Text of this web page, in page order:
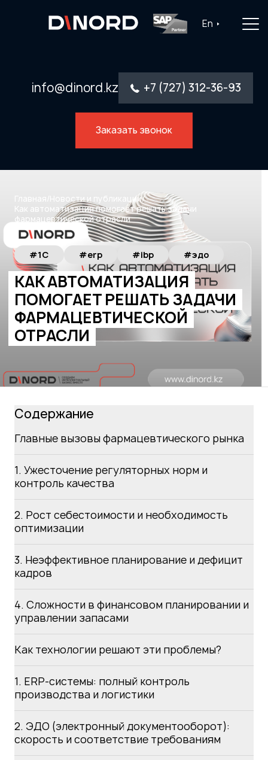
En
info@dinord.kz +7 (727) 312-36-93
Заказать звонок
Новости и публикации/
Как автоматизация помогает решать задачи
фармацевтической отрасли
#1С #erp #ibp #эдо
КАК АВТОМАТИЗАЦИЯ
ПОМОГАЕТ РЕШАТЬ ЗАДАЧИ
ФАРМАЦЕВТИЧЕСКОЙ
ОТРАСЛИ
Содержание
Главные вызовы фармацевтического рынка
1. Ужесточение регуляторных норм и
контроль качества
2. Рост себестоимости и необходимость
оптимизации
3. Неэффективное планирование и дефицит
кадров
4. Сложности в финансовом планировании и
управлении запасами
Как технологии решают эти проблемы?
1. ERP-системы: полный контроль
производства и логистики
2. ЭДО (электронный документооборот):
скорость и соответствие требованиям
Главная
Каталог ПО
Отрасли